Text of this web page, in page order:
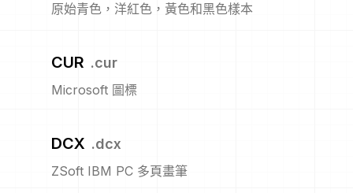
原始青色，洋紅色，黃色和黑色樣本
CUR .cur
Microsoft 圖標
DCX .dcx
ZSoft IBM PC 多頁畫筆